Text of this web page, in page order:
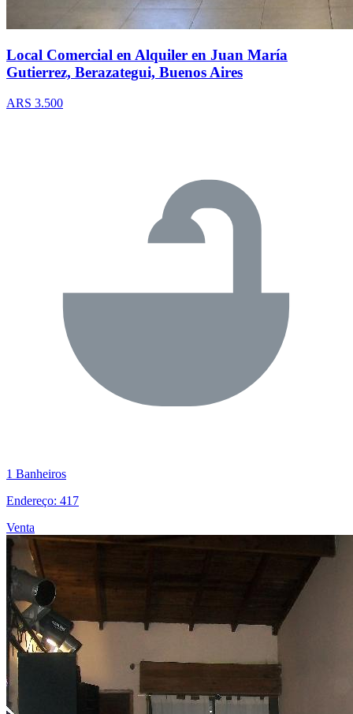
Local Comercial en Alquiler en Juan María
Gutierrez, Berazategui, Buenos Aires
ARS 3.500
1 Banheiros
Endereço: 417
Venta